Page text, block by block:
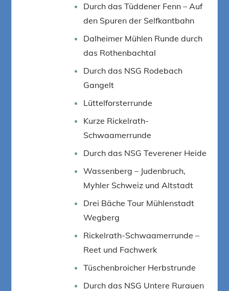
Durch das Tüddener Fenn – Auf
den Spuren der Selfkantbahn
Dalheimer Mühlen Runde durch
das Rothenbachtal
Durch das NSG Rodebach
Gangelt
Lüttelforsterrunde
Kurze Rickelrath-
Schwaamerrunde
Durch das NSG Teverener Heide
Wassenberg – Judenbruch,
Myhler Schweiz und Altstadt
Drei Bäche Tour Mühlenstadt
Wegberg
Rickelrath-Schwaamerrunde –
Reet und Fachwerk
Tüschenbroicher Herbstrunde
Durch das NSG Untere Rurauen